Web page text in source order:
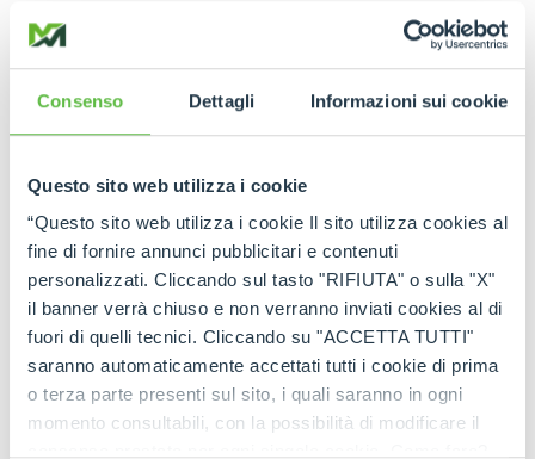
Consenso Dettagli Informazioni sui cookie
Questo sito web utilizza i cookie
“Questo sito web utilizza i cookie Il sito utilizza cookies al
fine di fornire annunci pubblicitari e contenuti
personalizzati. Cliccando sul tasto "RIFIUTA" o sulla "X"
il banner verrà chiuso e non verranno inviati cookies al di
fuori di quelli tecnici. Cliccando su "ACCETTA TUTTI"
saranno automaticamente accettati tutti i cookie di prima
o terza parte presenti sul sito, i quali saranno in ogni
momento consultabili, con la possibilità di modificare il
Технология на
службе точности
Встроенный цифровой интерфейс
оператору получать доступ ко всей
необходимой информации с помощью всего
нескольких интуитивно понятных
элементов управления.Обзор на 360°,
обеспечиваемый за счетбольших стеклянных
поверхностейи тонких стоек, увеличивает
контроль за рабочим участком.Плавныеи
контролируемые движения стрелы и
возможность миллиметрового выдвижения
как повертикали , так и погоризонтали,